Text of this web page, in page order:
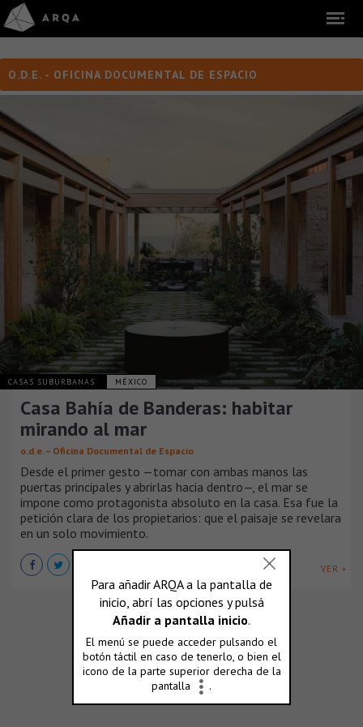
O.D.E. - OFICINA DOCUMENTAL DE ESPACIO
CASAS SUBURBANAS MÉXICO
Casa Bahía de Banderas: habitar
mirando al mar
o.d.e. – Oficina Documental de Espacio
Desde el primer gesto —tomar con ambas manos las
puertas principales y abrirlas hacia dentro—, el mar se
impone como protagonista absoluto en la casa. Esa fue la
petición clara de los propietarios: que el paisaje se revelara
en un solo movimiento.
VER +